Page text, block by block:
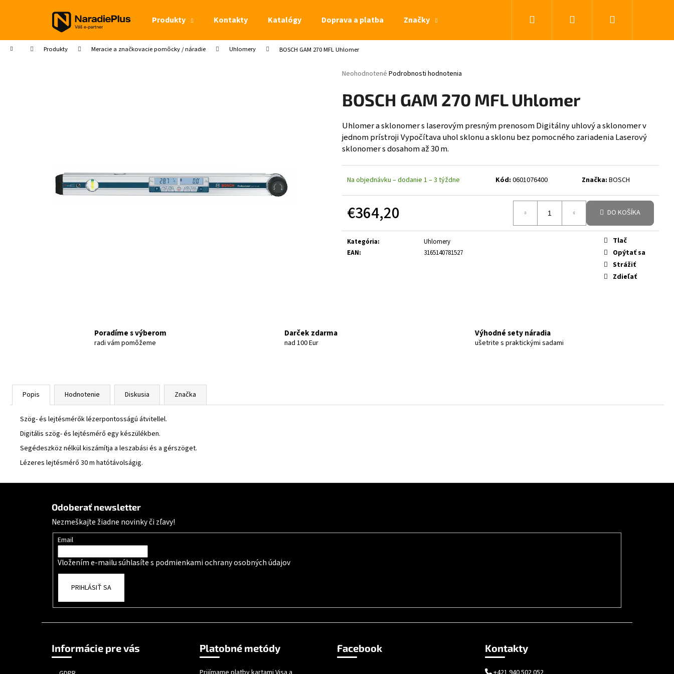
Produkty Kontakty Katalógy Doprava a platba Značky Hľadať PrihlásenieNákupný
Domov Produkty Meracie a značkovacie pomôcky / náradie Uhlomery BOSCH GAM 270 MFL Uhlomer
Priemerné hodnotenie produktu je 0,0 z 5 hviezdičiek.
Neohodnotené Podrobnosti hodnotenia
BOSCH GAM 270 MFL Uhlomer
Uhlomer a sklonomer s laserovým presným prenosom Digitálny uhlový a sklonomer v
jednom prístroji Vypočítava uhol sklonu a sklonu bez pomocného zariadenia Laserový
sklonomer s dosahom až 30 m.
Na objednávku – dodanie 1 – 3 týždne Kód: 0601076400 Značka: BOSCH
€364,20 DO KOŠÍKA
Kategória:
Uhlomery
EAN: 3165140781527
Tlač
Opýtať sa
Strážiť
Zdieľať
Poradíme s výberom
radi vám pomôžeme
Darček zdarma
nad 100 Eur
Výhodné sety náradia
ušetrite s praktickými sadami
Popis Hodnotenie Diskusia Značka
Szög- és lejtésmérők lézerpontosságú átvitellel.
Digitális szög- és lejtésmérő egy készülékben.
Segédeszköz nélkül kiszámítja a leszabási és a gérszöget.
Lézeres lejtésmérő 30 m hatótávolságig.
do
do
Čo potrebujete nájsť?
HĽADAŤ
Odoberať newsletter
Nezmeškajte žiadne novinky či zľavy!
Email
Vložením e-mailu súhlasíte s podmienkami ochrany osobných údajov
PRIHLÁSIŤ SA
Informácie pre vás Platobné metódy Facebook Kontakty